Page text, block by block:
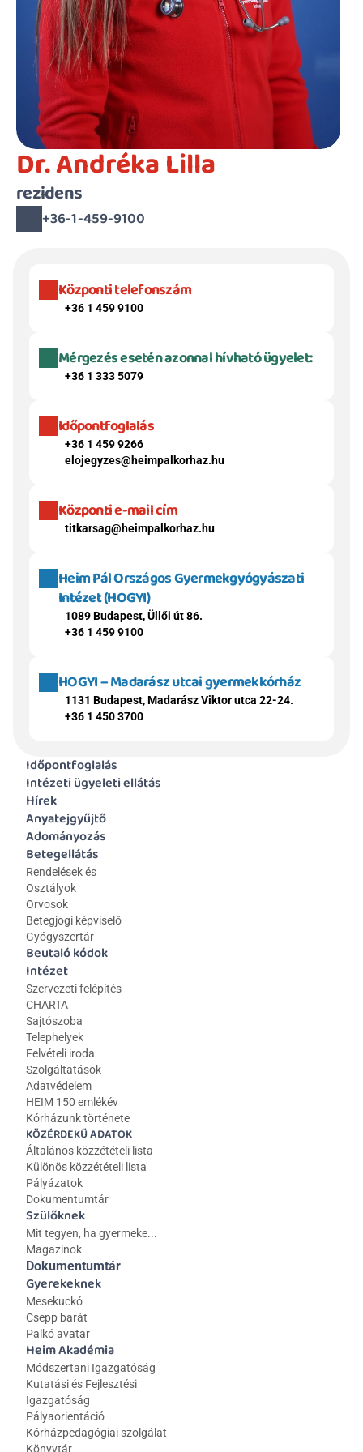
Dr. Andréka Lilla
rezidens
+36-1-459-9100
Központi telefonszám
+36 1 459 9100
Mérgezés esetén azonnal hívható ügyelet:
+36 1 333 5079
Időpontfoglalás
+36 1 459 9266
elojegyzes@heimpalkorhaz.hu
Központi e-mail cím
titkarsag@heimpalkorhaz.hu
Heim Pál Országos Gyermekgyógyászati
Intézet (HOGYI)
1089 Budapest, Üllői út 86.
+36 1 459 9100
HOGYI – Madarász utcai gyermekkórház
1131 Budapest, Madarász Viktor utca 22-24.
+36 1 450 3700
Időpontfoglalás
Intézeti ügyeleti ellátás
Hírek
Anyatejgyűjtő
Adományozás
Betegellátás
Rendelések és
Osztályok
Orvosok
Betegjogi képviselő
Gyógyszertár
Beutaló kódok
Intézet
Szervezeti felépítés
CHARTA
Sajtószoba
Telephelyek
Felvételi iroda
Szolgáltatások
Adatvédelem
HEIM 150 emlékév
Kórházunk története
KÖZÉRDEKŰ ADATOK
Általános közzétételi lista
Különös közzétételi lista
Pályázatok
Dokumentumtár
Szülőknek
Mit tegyen, ha gyermeke...
Magazinok
Gyerekeknek
Mesekuckó
Csepp barát
Palkó avatar
Heim Akadémia
Módszertani Igazgatóság
Kutatási és Fejlesztési
Igazgatóság
Pályaorientáció
Kórházpedagógiai szolgálat
Könyvtár
Dokumentumtár